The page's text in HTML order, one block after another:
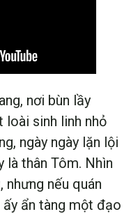
nơi bùn lầy
sinh linh nhỏ
ngày ngày lặn lội
thân Tôm. Nhìn
nếu quán
ẩn tàng một đạo